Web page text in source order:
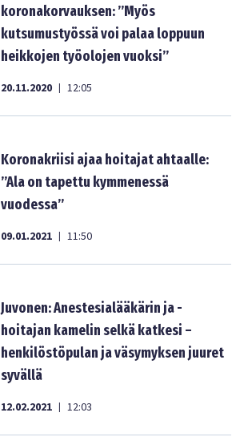
koronakorvauksen: ”Myös
kutsumustyössä voi palaa loppuun
heikkojen työolojen vuoksi”
20.11.2020 | 12:05
Koronakriisi ajaa hoitajat ahtaalle:
”Ala on tapettu kymmenessä
vuodessa”
09.01.2021 | 11:50
Juvonen: Anestesialääkärin ja -
hoitajan kamelin selkä katkesi –
henkilöstöpulan ja väsymyksen juuret
syvällä
12.02.2021 | 12:03